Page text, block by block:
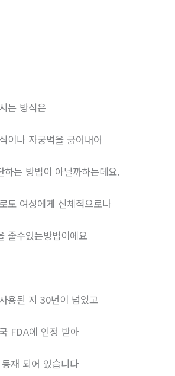
는 방식은
이나 자궁벽을 긁어내어
하는 방법이 아닐까하는데요.
도 여성에게 신체적으로나
줄수있는방법이에요
용된 지 30년이 넘었고
FDA에 인정 받아
재 되어 있습니다